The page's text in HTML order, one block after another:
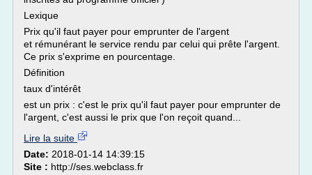
Lexique
Prix qu'il faut payer pour emprunter de l'argent
et rémunérant le service rendu par celui qui prête l'argent.
Ce prix s'exprime en pourcentage.
Définition
taux d'intérêt
est un prix : c'est le prix qu'il faut payer pour emprunter de
l'argent, c'est aussi le prix que l'on reçoit quand...
Lire la suite
Date: 2018-01-14 14:39:15
Site : http://ses.webclass.fr